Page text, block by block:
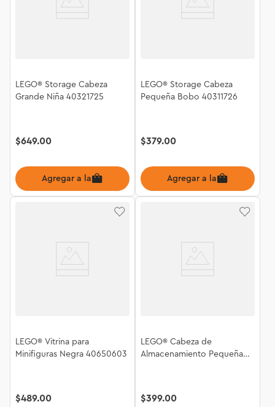
LEGO® Storage Cabeza
Grande Niña 40321725
$649.00
Agregar a la bolsa
LEGO® Storage Cabeza
Pequeña Bobo 40311726
$379.00
Agregar a la bolsa
LEGO® Vitrina para
Minifiguras Negra 40650603
$489.00
LEGO® Cabeza de
Almacenamiento Pequeña
$399.00